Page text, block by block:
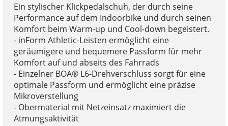
Ein stylischer Klickpedalschuh, der durch seine
Performance auf dem Indoorbike und durch seinen
Komfort beim Warm-up und Cool-down begeistert.
- inForm Athletic-Leisten ermöglicht eine
geräumigere und bequemere Passform für mehr
Komfort auf und abseits des Fahrrads
- Einzelner BOA® L6-Drehverschluss sorgt für eine
optimale Passform und ermöglicht eine präzise
Mikroverstellung
- Obermaterial mit Netzeinsatz maximiert die
Atmungsaktivität